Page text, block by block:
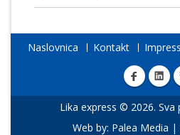
Naslovnica Kontakt
Lika express © 2026. Sva
Web by: Palea Media |